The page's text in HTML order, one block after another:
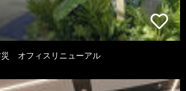
災 オフィスリニューアル